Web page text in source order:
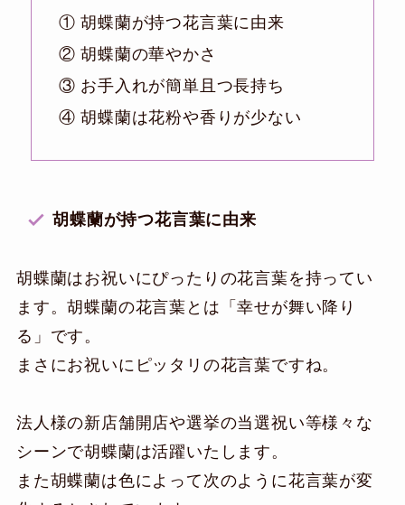
① 胡蝶蘭が持つ花言葉に由来
② 胡蝶蘭の華やかさ
③ お手入れが簡単且つ長持ち
④ 胡蝶蘭は花粉や香りが少ない
胡蝶蘭が持つ花言葉に由来
胡蝶蘭はお祝いにぴったりの花言葉を持ってい
ます。胡蝶蘭の花言葉とは「幸せが舞い降り
る」です。
まさにお祝いにピッタリの花言葉ですね。
法人様の新店舗開店や選挙の当選祝い等様々な
シーンで胡蝶蘭は活躍いたします。
また胡蝶蘭は色によって次のように花言葉が変